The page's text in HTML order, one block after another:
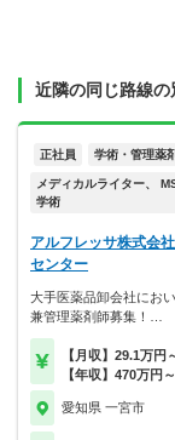
近隣の同じ路線
正社員 学術・管理薬
メディカルライター、
学術
アルフレッサ株式会
センター
大手医薬品卸会社にお
兼管理薬剤師募集！…
【月収】29.1万円
【年収】470万円
愛知県 一宮市